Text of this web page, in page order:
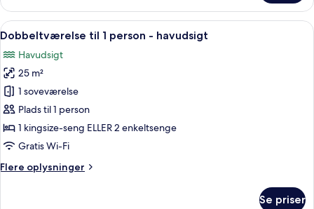
-
havudsigt
Indlæs
alle
billeder
af
Dobbeltværelse
til
1
person
havudsigt
Et hotelværelse med to senge, et
6
Dobbeltværelse til 1 person - havudsigt
Havudsigt
25 m²
1 soveværelse
Plads til 1 person
1 kingsize-seng ELLER 2 enkeltsenge
Gratis Wi-Fi
Flere oplysninger
Flere
Se priser